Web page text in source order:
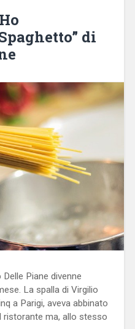
di
Piane divenne
La spalla di Virgilio
a Parigi, aveva abbinato
ristorante ma, allo stesso